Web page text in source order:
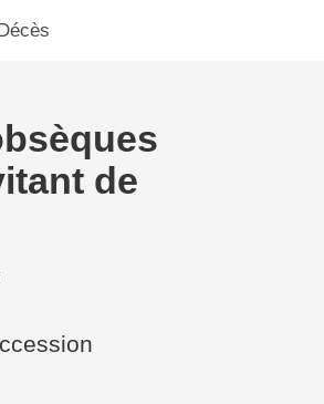
de